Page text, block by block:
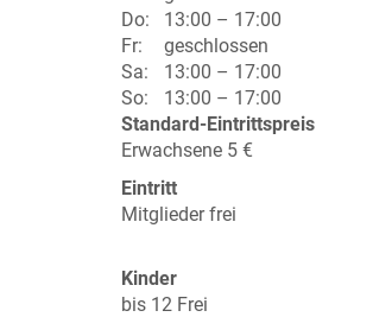
Do:
13:00 – 17:00
Fr:
geschlossen
Sa:
13:00 – 17:00
So:
13:00 – 17:00
Standard-Eintrittspreis
Erwachsene 5 €
Eintritt
Mitglieder frei
Kinder
bis 12 Frei